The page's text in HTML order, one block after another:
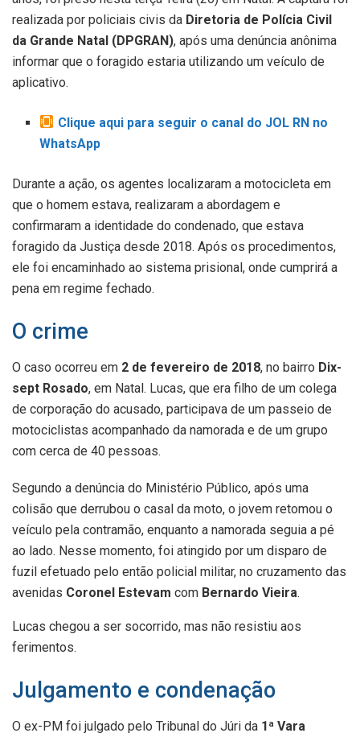
realizada por policiais civis da Diretoria de Polícia Civil
da Grande Natal (DPGRAN), após uma denúncia anônima
informar que o foragido estaria utilizando um veículo de
aplicativo.
Clique aqui para seguir o canal do JOL RN no
WhatsApp
Durante a ação, os agentes localizaram a motocicleta em
que o homem estava, realizaram a abordagem e
confirmaram a identidade do condenado, que estava
foragido da Justiça desde 2018. Após os procedimentos,
ele foi encaminhado ao sistema prisional, onde cumprirá a
pena em regime fechado.
O crime
O caso ocorreu em 2 de fevereiro de 2018, no bairro Dix-
sept Rosado, em Natal. Lucas, que era filho de um colega
de corporação do acusado, participava de um passeio de
motociclistas acompanhado da namorada e de um grupo
com cerca de 40 pessoas.
Segundo a denúncia do Ministério Público, após uma
colisão que derrubou o casal da moto, o jovem retomou o
veículo pela contramão, enquanto a namorada seguia a pé
ao lado. Nesse momento, foi atingido por um disparo de
fuzil efetuado pelo então policial militar, no cruzamento das
avenidas Coronel Estevam com Bernardo Vieira.
Lucas chegou a ser socorrido, mas não resistiu aos
ferimentos.
Julgamento e condenação
O ex-PM foi julgado pelo Tribunal do Júri da 1ª Vara